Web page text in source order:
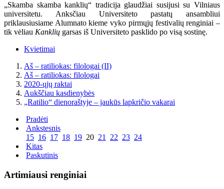
„Skamba skamba kanklių“ tradicija glaudžiai susijusi su Vilniaus
universitetu. Anksčiau Universiteto pastatų ansambliui
priklausiusiame Alumnato kieme vyko pirmųjų festivalių renginiai –
tik vėliau Kanklių garsas iš Universiteto pasklido po visą sostinę.
Kvietimai
Aš – ratiliokas: filologai (II)
Aš – ratiliokas: filologai
2020-ųjų raktai
Aukščiau kasdienybės
„Ratilio“ dienoraštyje – jaukūs lapkričio vakarai
Pradėti
Ankstesnis
15 16 17 18 19 20 21 22 23 24
Kitas
Paskutinis
Artimiausi renginiai